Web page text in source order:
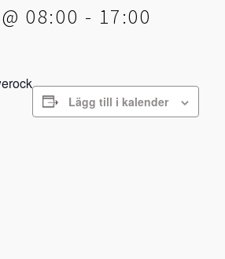
08:00 - 17:00
Lägg till i kalender